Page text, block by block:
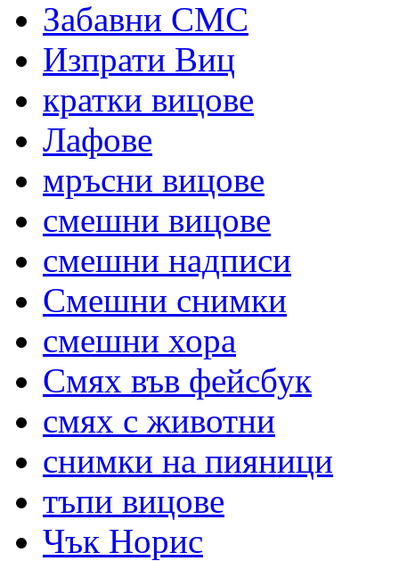
Забавни СМС
Изпрати Виц
кратки вицове
Лафове
мръсни вицове
смешни вицове
смешни надписи
Смешни снимки
смешни хора
Смях във фейсбук
смях с животни
снимки на пияници
тъпи вицове
Чък Норис